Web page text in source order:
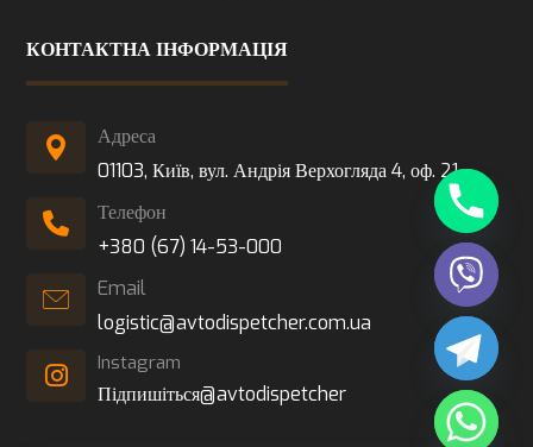
КОНТАКТНА ІНФОРМАЦІЯ
Адреса
01103, Київ, вул. Андрія Верхогляда 4, оф. 21
Телефон
+380 (67) 14-53-000
Email
logistic@avtodispetcher.com.ua
Instagram
Підпишіться@avtodispetcher